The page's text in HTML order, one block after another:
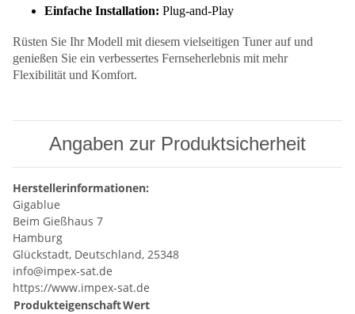
Einfache Installation: Plug-and-Play
Rüsten Sie Ihr Modell mit diesem vielseitigen Tuner auf und
genießen Sie ein verbessertes Fernseherlebnis mit mehr
Flexibilität und Komfort.
Angaben zur Produktsicherheit
Herstellerinformationen:
Gigablue
Beim Gießhaus 7
Hamburg
Glückstadt, Deutschland, 25348
info@impex-sat.de
https://www.impex-sat.de
ProdukteigenschaftWert